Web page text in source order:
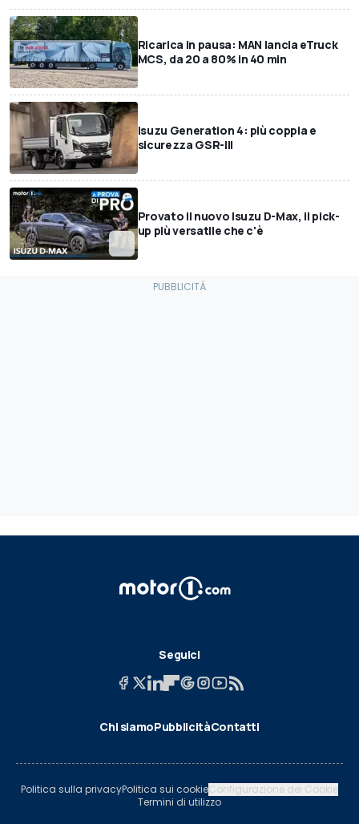
Ricarica in pausa: MAN lancia eTruck
MCS, da 20 a 80% in 40 min
Isuzu Generation 4: più coppia e
sicurezza GSR-III
Provato il nuovo Isuzu D-Max, il pick-
up più versatile che c'è
Seguici
Chi siamoPubblicitàContatti
Politica sulla privacyPolitica sui cookieConfigurazione dei Cookie
Termini di utilizzo